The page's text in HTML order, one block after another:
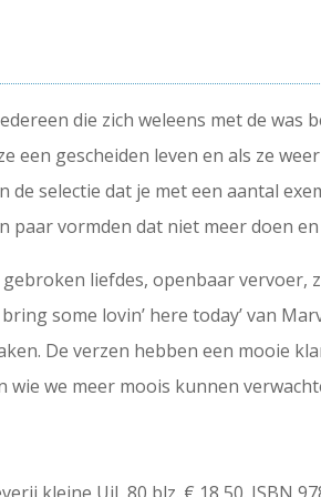
die zich weleens met de was
een gescheiden leven en als ze
selectie dat je met een aantal
vormden dat niet meer doen
liefdes, openbaar
some lovin’ here today’ van
De verzen hebben een mooie
we meer moois kunnen